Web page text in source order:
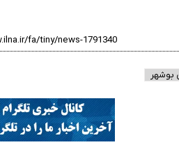
بوشهر